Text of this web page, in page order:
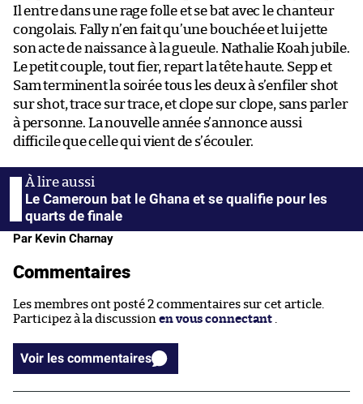
Il entre dans une rage folle et se bat avec le chanteur
congolais. Fally n’en fait qu’une bouchée et lui jette
son acte de naissance à la gueule. Nathalie Koah jubile.
Le petit couple, tout fier, repart la tête haute. Sepp et
Sam terminent la soirée tous les deux à s’enfiler shot
sur shot, trace sur trace, et clope sur clope, sans parler
à personne. La nouvelle année s’annonce aussi
difficile que celle qui vient de s’écouler.
Le Cameroun bat le Ghana et se qualifie pour les
quarts de finale
Par Kevin Charnay
Commentaires
Les membres ont posté 2 commentaires sur cet article.
Participez à la discussion en vous connectant
Voir les commentaires